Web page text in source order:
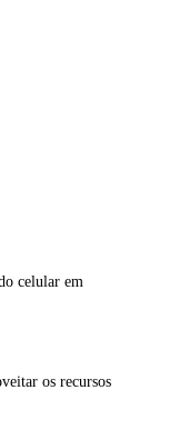
celular em
os recursos